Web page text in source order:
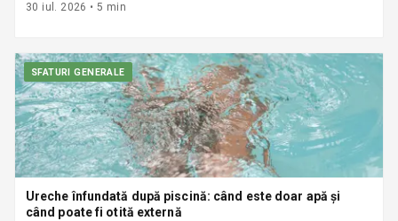
30 iul. 2026 •5 min
SFATURI GENERALE
Ureche înfundată după piscină: când este doar apă și
când poate fi otită externă